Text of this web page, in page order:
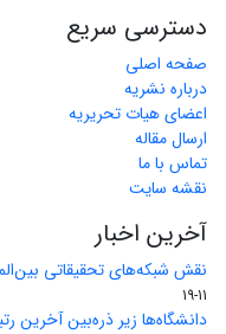
دسترسی سریع
صفحه اصلی
درباره نشریه
اعضای هیات تحریریه
ارسال مقاله
تماس با ما
نقشه سایت
آخرین اخبار
نقش شبکه‌های تحقیقاتی
11-19
دانشگاه‌ها زیر ذره‌بین آخرین